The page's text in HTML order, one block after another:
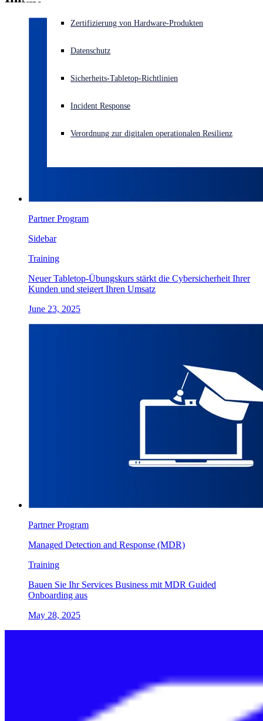
Akuter Cyberangriff? Fordern Sie Sofort-Hilfe an
Open language switcher
Zertifizierung von Hardware-Produkten
Datenschutz
Sicherheits-Tabletop-Richtlinien
Incident Response
Verordnung zur digitalen operationalen Resilienz
Partner Program
Sidebar
Training
Neuer Tabletop-Übungskurs stärkt die Cybersicherheit Ihrer
Kunden und steigert Ihren Umsatz
June 23, 2025
Partner Program
Managed Detection and Response (MDR)
Training
Bauen Sie Ihr Services Business mit MDR Guided
Onboarding aus
May 28, 2025